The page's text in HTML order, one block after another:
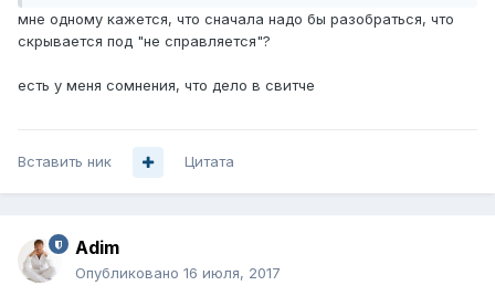
мне одному кажется, что сначала надо бы разобраться, что
скрывается под "не справляется"?
есть у меня сомнения, что дело в свитче
Вставить ник Цитата
Adim
Опубликовано 16 июля, 2017